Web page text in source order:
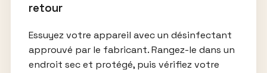
retour
Essuyez votre appareil avec un désinfectant
approuvé par le fabricant. Rangez-le dans un
endroit sec et protégé, puis vérifiez votre